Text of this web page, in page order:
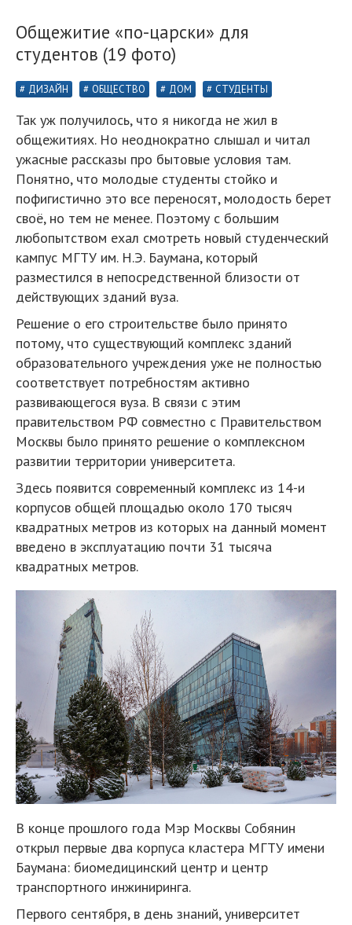
Общежитие «по-царски» для
студентов (19 фото)
ДИЗАЙН ОБЩЕСТВО ДОМ СТУДЕНТЫ
Так уж получилось, что я никогда не жил в
общежитиях. Но неоднократно слышал и читал
ужасные рассказы про бытовые условия там.
Понятно, что молодые студенты стойко и
пофигистично это все переносят, молодость берет
своё, но тем не менее. Поэтому с большим
любопытством ехал смотреть новый студенческий
кампус МГТУ им. Н.Э. Баумана, который
разместился в непосредственной близости от
действующих зданий вуза.
Решение о его строительстве было принято
потому, что существующий комплекс зданий
образовательного учреждения уже не полностью
соответствует потребностям активно
развивающегося вуза. В связи с этим
правительством РФ совместно с Правительством
Москвы было принято решение о комплексном
развитии территории университета.
Здесь появится современный комплекс из 14-и
корпусов общей площадью около 170 тысяч
квадратных метров из которых на данный момент
введено в эксплуатацию почти 31 тысяча
квадратных метров.
В конце прошлого года Мэр Москвы Собянин
открыл первые два корпуса кластера МГТУ имени
Баумана: биомедицинский центр и центр
транспортного инжиниринга.
Первого сентября, в день знаний, университет